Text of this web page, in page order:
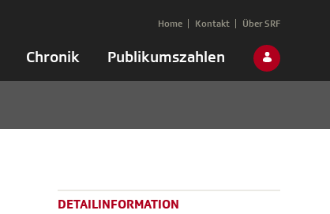
Chronik Publikumszahlen
Home Kontakt Über SRF
DETAILINFORMATION